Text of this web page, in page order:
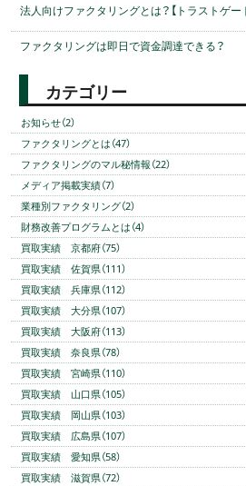
法人向けファクタリングとは？【トラストゲー
ファクタリングは即日で資金調達できる？
カテゴリー
お知らせ（2）
ファクタリングとは（47）
ファクタリングのマル秘情報（22）
メディア掲載実績（7）
業種別ファクタリング（2）
財務改善プログラムとは（4）
買取実績 京都府（75）
買取実績 佐賀県（111）
買取実績 兵庫県（112）
買取実績 大分県（107）
買取実績 大阪府（113）
買取実績 奈良県（78）
買取実績 宮崎県（110）
買取実績 山口県（105）
買取実績 岡山県（103）
買取実績 広島県（107）
買取実績 愛知県（58）
買取実績 滋賀県（72）